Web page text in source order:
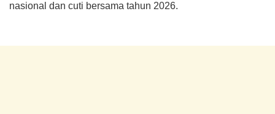
nasional dan cuti bersama tahun 2026.